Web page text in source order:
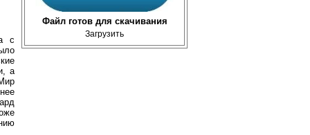
Файл готов для скачивания
Загрузить
с
а